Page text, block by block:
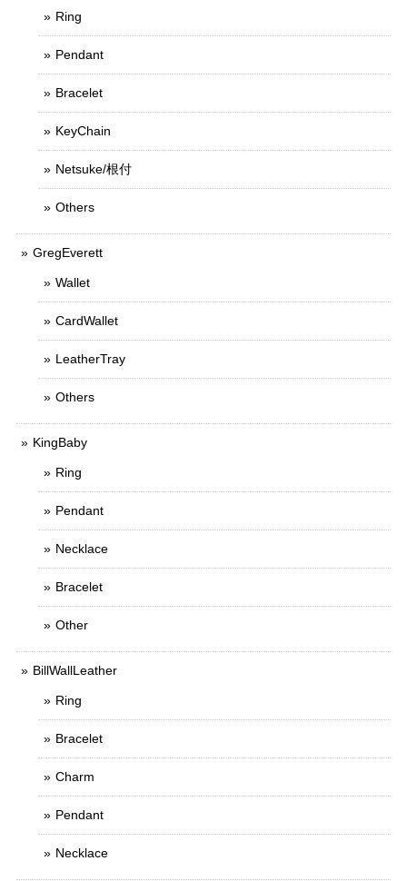
Ring
Pendant
Bracelet
KeyChain
Netsuke/根付
Others
GregEverett
Wallet
CardWallet
LeatherTray
Others
KingBaby
Ring
Pendant
Necklace
Bracelet
Other
BillWallLeather
Ring
Bracelet
Charm
Pendant
Necklace